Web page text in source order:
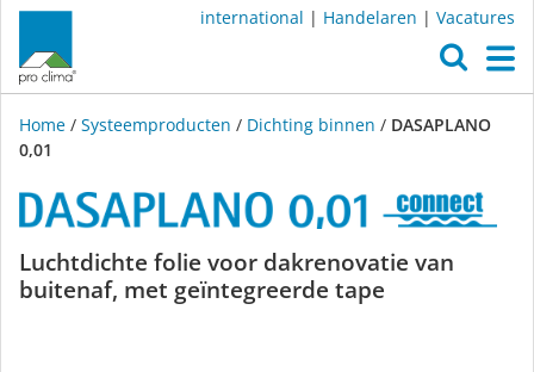
international | Handelaren | Vacatures
Home / Systeemproducten / Dichting binnen / DASAPLANO
0,01
DASAPLANO
0,01
Luchtdichte folie voor dakrenovatie van
buitenaf, met geïntegreerde tape